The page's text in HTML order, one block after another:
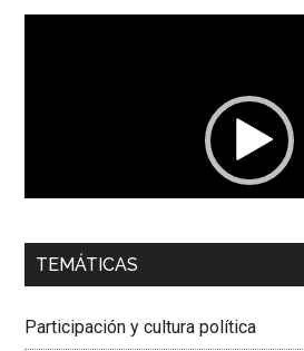
00:00
Dra. Carolina Corcho Mejía,
Colombiana
TEMÁTICAS
Participación y cultura política